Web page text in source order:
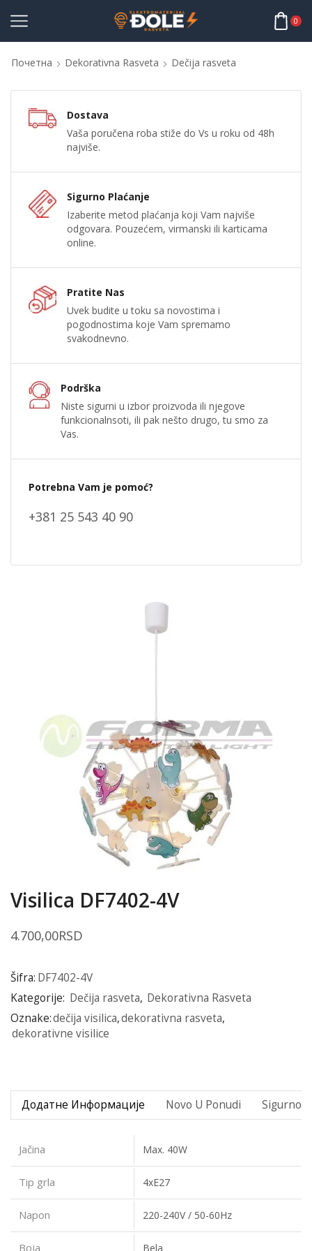
0
Почетна Dekorativna Rasveta Dečija rasveta
Dostava
Vaša poručena roba stiže do Vs u roku od 48h
najviše.
Sigurno Plaćanje
Izaberite metod plaćanja koji Vam najviše
odgovara. Pouzećem, virmanski ili karticama
online.
Pratite Nas
Uvek budite u toku sa novostima i
pogodnostima koje Vam spremamo
svakodnevno.
Podrška
Niste sigurni u izbor proizvoda ili njegove
funkcionalnsoti, ili pak nešto drugo, tu smo za
Vas.
Potrebna Vam je pomoć?
+381 25 543 40 90
Visilica DF7402-4V
4.700,00RSD
Šifra: DF7402-4V
Kategorije: Dečija rasveta, Dekorativna Rasveta
Oznake:dečija visilica,dekorativna rasveta,
dekorativne visilice
Додатне Информације Novo U Ponudi Sigurno
Jačina Max. 40W
Tip grla 4xE27
Napon 220-240V / 50-60Hz
Boja Bela